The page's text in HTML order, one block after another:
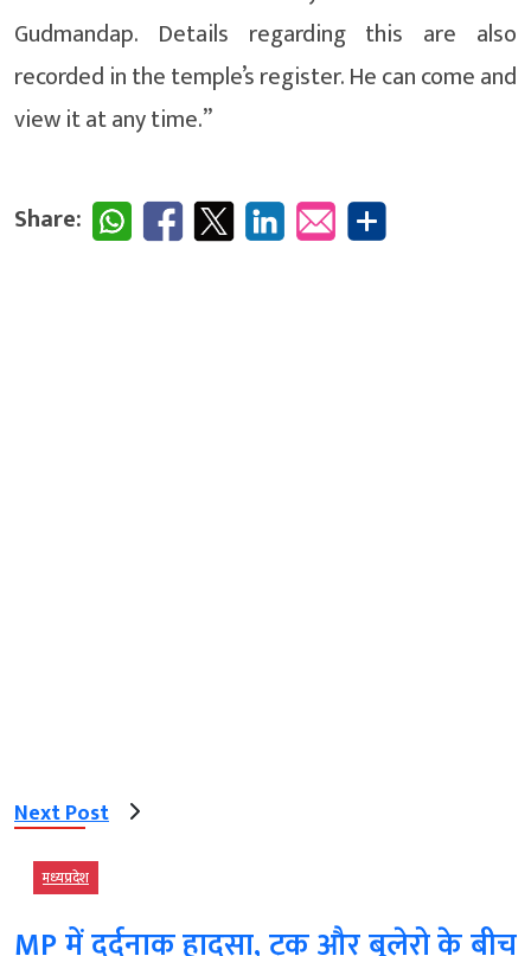
Gudmandap. Details regarding this are also
recorded in the temple’s register. He can come and
view it at any time.”
Share:
Next Post
मध्‍यप्रदेश
MP में दर्दनाक हादसा, ट्रक और बुलेरो के बीच